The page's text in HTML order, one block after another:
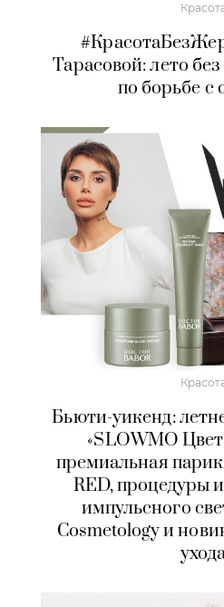
Тарасовой: лето
по борьбе с
Бьюти-уикенд:
«SLOWMO
премиальная
RED, процедуры
импульсного
Cosmetology и